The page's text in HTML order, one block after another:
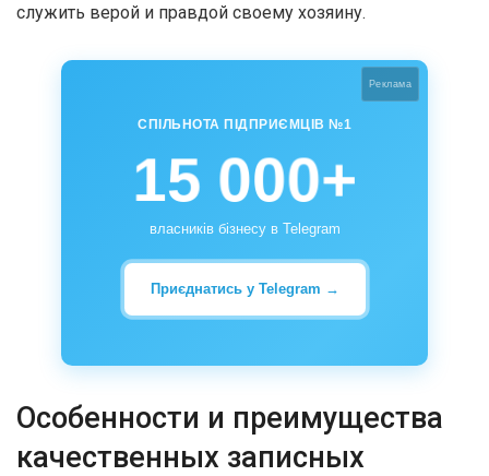
служить верой и правдой своему хозяину.
Реклама
СПІЛЬНОТА ПІДПРИЄМЦІВ №1
15 000+
власників бізнесу в Telegram
Приєднатись у Telegram →
Особенности и преимущества
качественных записных